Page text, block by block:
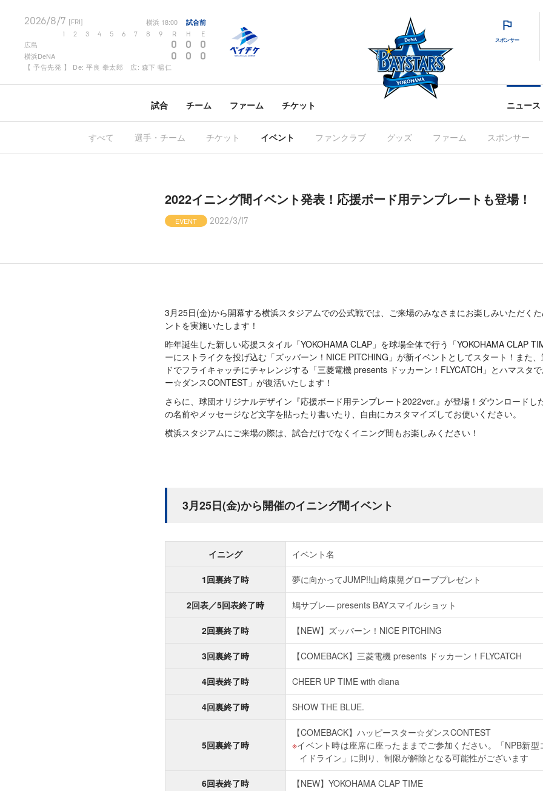
2026/8/7 [FRI] 横浜 18:00 試合前
2 3 4 5 6 7 8 9 R H E
広島 0 0 0
横浜DeNA 0 0 0
【 予告先発 】 De: 平良 拳太郎 広: 森下 暢仁
スポンサー
試合 チーム ファーム チケット ニュース
すべて 選手・チーム チケット イベント ファンクラブ グッズ ファーム スポンサー
2022イニング間イベント発表！応援ボード用テンプレートも登場！
EVENT 2022/3/17
3月25日(金)から開幕する横浜スタジアムでの公式戦では、ご来場のみなさまにお楽しみいただく
ントを実施いたします！
昨年誕生した新しい応援スタイル「YOKOHAMA CLAP」を球場全体で行う「YOKOHAMA CLAP
ーにストライクを投げ込む「ズッバーン！NICE PITCHING」が新イベントとしてスタート！また
ドでフライキャッチにチャレンジする「三菱電機 presents ドッカーン！FLYCATCH」とハマスタ
ー☆ダンスCONTEST」が復活いたします！
さらに、球団オリジナルデザイン『応援ボード用テンプレート2022ver.』が登場！ダウンロードし
の名前やメッセージなど文字を貼ったり書いたり、自由にカスタマイズしてお使いください。
横浜スタジアムにご来場の際は、試合だけでなくイニング間もお楽しみください！
3月25日(金)から開催のイニング間イベント
イニング イベント名
1回裏終了時 夢に向かってJUMP!!山﨑康晃グローブプレゼント
2回表／5回表終了時 鳩サブレ― presents BAYスマイルショット
2回裏終了時 【NEW】ズッバーン！NICE PITCHING
3回裏終了時 【COMEBACK】三菱電機 presents ドッカーン！FLYCATCH
4回表終了時 CHEER UP TIME with diana
4回裏終了時 SHOW THE BLUE.
5回裏終了時
【COMEBACK】ハッピースター☆ダンスCONTEST
イベント時は座席に座ったままでご参加ください。「NPB新
イドライン」に則り、制限が解除となる可能性がございます
6回表終了時 【NEW】YOKOHAMA CLAP TIME